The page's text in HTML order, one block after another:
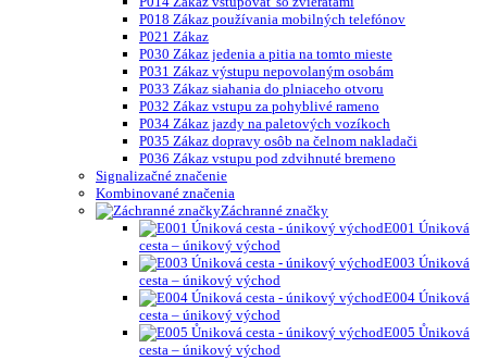
P018 Zákaz používania mobilných telefónov
P021 Zákaz
P030 Zákaz jedenia a pitia na tomto mieste
P031 Zákaz výstupu nepovolaným osobám
P033 Zákaz siahania do plniaceho otvoru
P032 Zákaz vstupu za pohyblivé rameno
P034 Zákaz jazdy na paletových vozíkoch
P035 Zákaz dopravy osôb na čelnom nakladači
P036 Zákaz vstupu pod zdvihnuté bremeno
Signalizačné značenie
Kombinované značenia
Záchranné značky
E001 Úniková
cesta – únikový východ
E003 Úniková
cesta – únikový východ
E004 Úniková
cesta – únikový východ
E005 Ůniková
cesta – únikový východ